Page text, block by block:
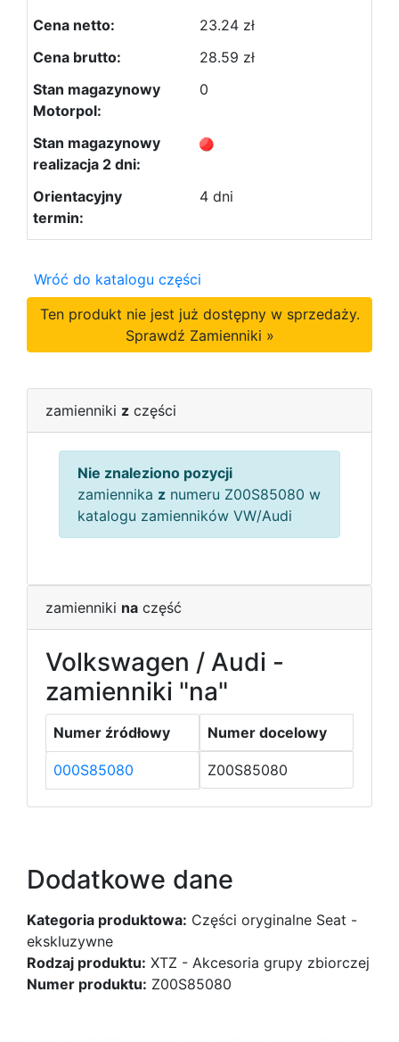
23.24 zł
28.59 zł
0
4 dni
Wróć do katalogu części
Ten produkt nie jest już dostępny w sprzedaży.
Sprawdź Zamienniki »
zamienniki z części
Nie znaleziono pozycji
zamiennika z numeru Z00S85080 w
katalogu zamienników VW/Audi
zamienniki na część
Volkswagen / Audi -
zamienniki "na"
Numer źródłowy Numer docelowy
000S85080 Z00S85080
Dodatkowe dane
Kategoria produktowa: Części oryginalne Seat -
ekskluzywne
Rodzaj produktu: XTZ - Akcesoria grupy zbiorczej
Numer produktu: Z00S85080